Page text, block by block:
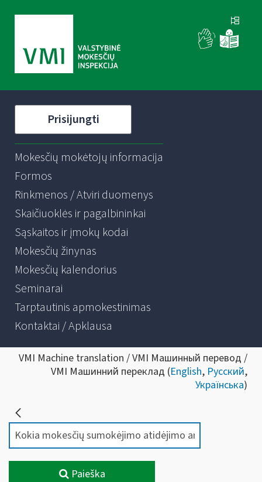
Prisijungti
Mokesčių mokėtojų informacija
Formos
Rinkmenos / Atviri duomenys
Skaičiuoklės ir pagalbininkai
Sąskaitos ir įmokų kodai
Mokesčių žinynas
Mokesčių kalendorius
Seminarai
Tarptautinis apmokestinimas
Kontaktai / Apklausa
VMI Machine translation / VMI Машинный перевод /
VMI Машинний переклад (English, Русский,
Українська)
Paieška